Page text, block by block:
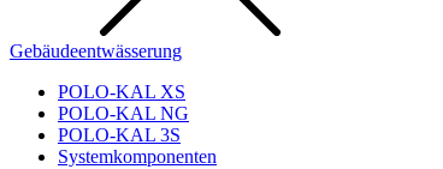
Gebäudeentwässerung
POLO-KAL XS
POLO-KAL NG
POLO-KAL 3S
Systemkomponenten